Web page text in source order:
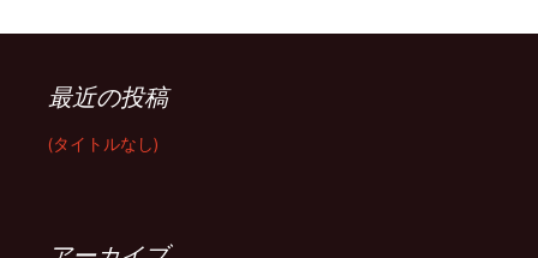
最近の投稿
(タイトルなし)